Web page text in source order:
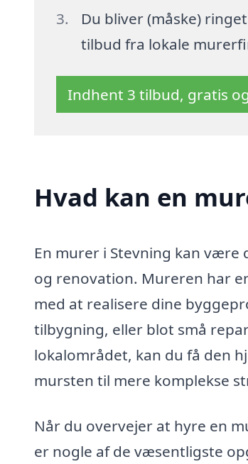
Du bliver (måske)
tilbud fra lokale
Indhent 3 tilbud, gratis
Hvad kan en
En murer i Stevning kan
og renovation. Mureren har
med at realisere dine
tilbygning, eller blot små
lokalområdet, kan du få den
mursten til mere komplekse
Når du overvejer at hyre en
er nogle af de væsentligste